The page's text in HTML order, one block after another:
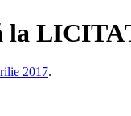
la
2017.